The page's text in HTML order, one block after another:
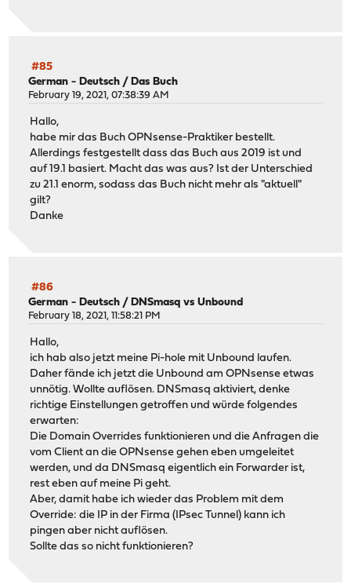
#85
German - Deutsch / Das Buch
February 19, 2021, 07:38:39 AM
Hallo,
habe mir das Buch OPNsense-Praktiker bestellt.
Allerdings festgestellt dass das Buch aus 2019 ist und
auf 19.1 basiert. Macht das was aus? Ist der Unterschied
zu 21.1 enorm, sodass das Buch nicht mehr als "aktuell"
gilt?
Danke
#86
German - Deutsch / DNSmasq vs Unbound
February 18, 2021, 11:58:21 PM
Hallo,
ich hab also jetzt meine Pi-hole mit Unbound laufen.
Daher fände ich jetzt die Unbound am OPNsense etwas
unnötig. Wollte auflösen. DNSmasq aktiviert, denke
richtige Einstellungen getroffen und würde folgendes
erwarten:
Die Domain Overrides funktionieren und die Anfragen die
vom Client an die OPNsense gehen eben umgeleitet
werden, und da DNSmasq eigentlich ein Forwarder ist,
rest eben auf meine Pi geht.
Aber, damit habe ich wieder das Problem mit dem
Override: die IP in der Firma (IPsec Tunnel) kann ich
pingen aber nicht auflösen.
Sollte das so nicht funktionieren?